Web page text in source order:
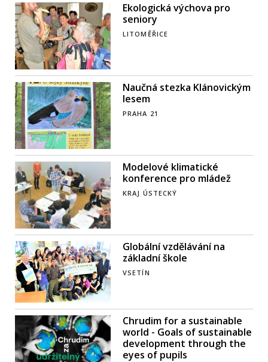
Ekologická výchova pro
seniory
LITOMĚŘICE
Naučná stezka Klánovickým
lesem
PRAHA 21
Modelové klimatické
konference pro mládež
KRAJ ÚSTECKÝ
Globální vzdělávání na
základní škole
VSETÍN
Chrudim for a sustainable
world - Goals of sustainable
development through the
eyes of pupils